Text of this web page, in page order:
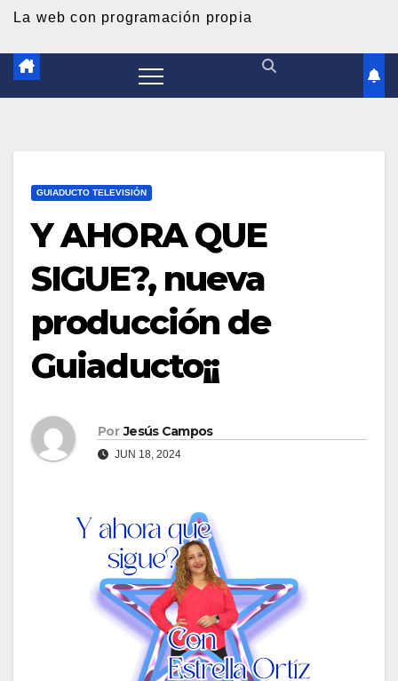
La web con programación propia
GUIADUCTO TELEVISIÓN
Y AHORA QUE
SIGUE?, nueva
producción de
Guiaducto¡¡
Por Jesús Campos
JUN 18, 2024